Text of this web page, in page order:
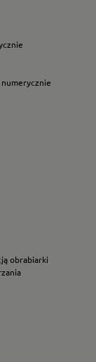
obrabiarki